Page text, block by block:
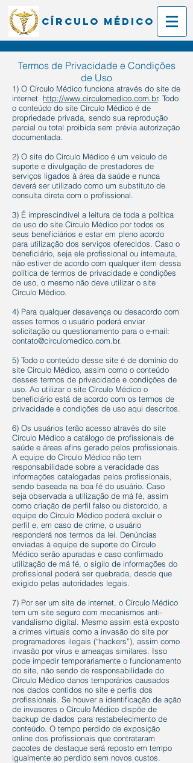
Círculo Médico
Termos de Privacidade e Condições
de Uso
1) O Círculo Médico funciona através do site de
internet http://www.circulomedico.com.br. Todo
o conteúdo do site Círculo Médico é de
propriedade privada, sendo sua reprodução
parcial ou total proibida sem prévia autorização
documentada.
2) O site do Círculo Médico é um veículo de
suporte e divulgação de prestadores de
serviços ligados à área da saúde e nunca
deverá ser utilizado como um substituto de
consulta direta com o profissional.
3) É imprescindível a leitura de toda a política
de uso do site Círculo Médico por todos os
seus beneficiários e estar em pleno acordo
para utilização dos serviços oferecidos. Caso o
beneficiário, seja ele profissional ou internauta,
não estiver de acordo com qualquer item dessa
política de termos de privacidade e condições
de uso, o mesmo não deve utilizar o site
Círculo Médico.
4) Para qualquer desavença ou desacordo com
esses termos o usuário poderá enviar
solicitação ou questionamento para o e-mail:
contato@circulomedico.com.br.
5) Todo o conteúdo desse site é de domínio do
site Círculo Médico, assim como o conteúdo
desses termos de privacidade e condições de
uso. Ao utilizar o site Círculo Médico o
beneficiário está de acordo com os termos de
privacidade e condições de uso aqui descritos.
6) Os usuários terão acesso através do site
Círculo Médico a catálogo de profissionais de
saúde e áreas afins gerado pelos profissionais.
A equipe do Círculo Médico não tem
responsabilidade sobre a veracidade das
informações catalogadas pelos profissionais,
sendo baseada na boa fé do usuário. Caso
seja observada a utilização de má fé, assim
como criação de perfil falso ou distorcido, a
equipe do Círculo Médico poderá excluir o
perfil e, em caso de crime, o usuário
responderá nos termos da lei. Denúncias
enviadas à equipe de suporte do Círculo
Médico serão apuradas e caso confirmado
utilização de má fé, o sigilo de informações do
profissional poderá ser quebrada, desde que
exigido pelas autoridades legais.
7) Por ser um site de internet, o Círculo Médico
tem um site seguro com mecanismos anti-
vandalismo digital. Mesmo assim está exposto
a crimes virtuais como a invasão do site por
programadores ilegais (“hackers”), assim como
invasão por vírus e ameaças similares. Isso
pode impedir temporariamente o funcionamento
do site, não sendo de responsabilidade do
Círculo Médico danos temporários causados
nos dados contidos no site e perfis dos
profissionais. Se houver a identificação de ação
de invasores o Círculo Médico dispõe de
backup de dados para restabelecimento de
conteúdo. O tempo perdido de exposição
online dos profissionais que contrataram
pacotes de destaque será reposto em tempo
igualmente ao perdido sem novos custos.